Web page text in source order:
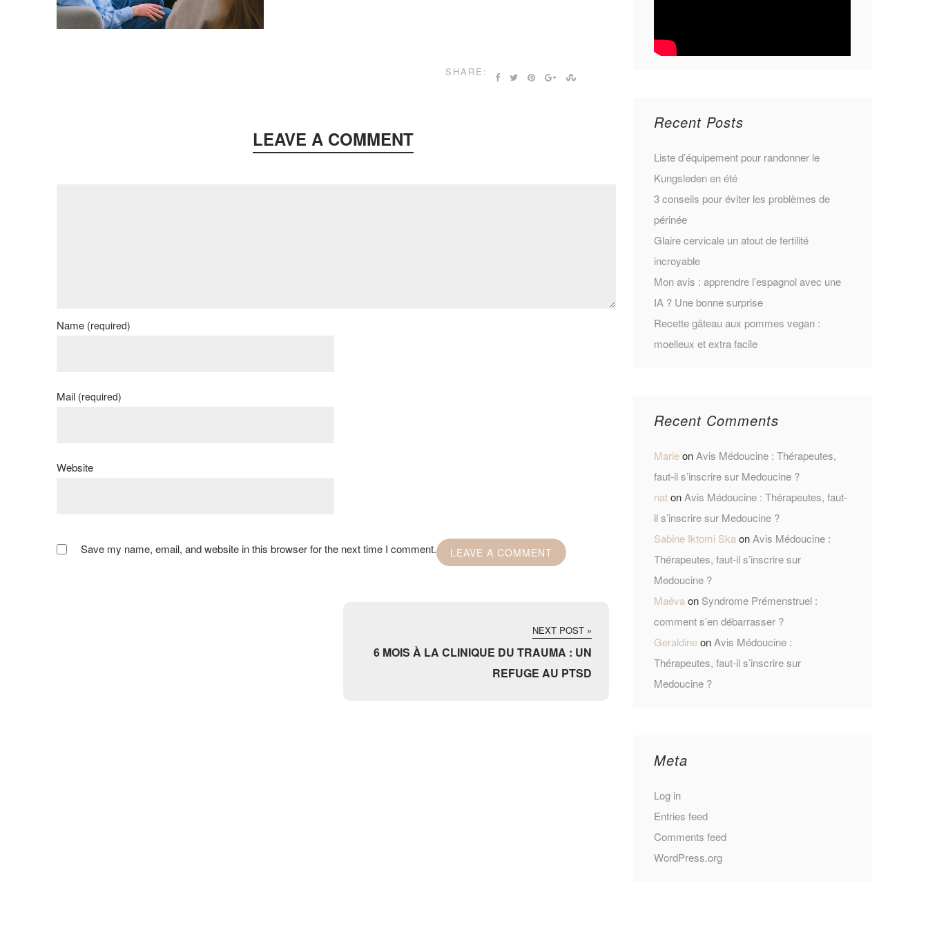
SHARE:
LEAVE A COMMENT
Name (required)
Mail (required)
Website
Save my name, email, and website in this browser for the next time I comment.
NEXT POST »
6 MOIS À LA CLINIQUE DU TRAUMA : UN
REFUGE AU PTSD
Recent Posts
Liste d’équipement pour randonner le
Kungsleden en été
3 conseils pour éviter les problèmes de
périnée
Glaire cervicale un atout de fertilité
incroyable
Mon avis : apprendre l’espagnol avec une
IA ? Une bonne surprise
Recette gâteau aux pommes vegan :
moelleux et extra facile
Recent Comments
MarieonAvis Médoucine : Thérapeutes,
faut-il s’inscrire sur Medoucine ?
natonAvis Médoucine : Thérapeutes, faut-
il s’inscrire sur Medoucine ?
Sabine Iktomi SkaonAvis Médoucine :
Thérapeutes, faut-il s’inscrire sur
Medoucine ?
Maëvaon Syndrome Prémenstruel :
comment s’en débarrasser ?
GeraldineonAvis Médoucine :
Thérapeutes, faut-il s’inscrire sur
Medoucine ?
Meta
Log in
Entries feed
Comments feed
WordPress.org